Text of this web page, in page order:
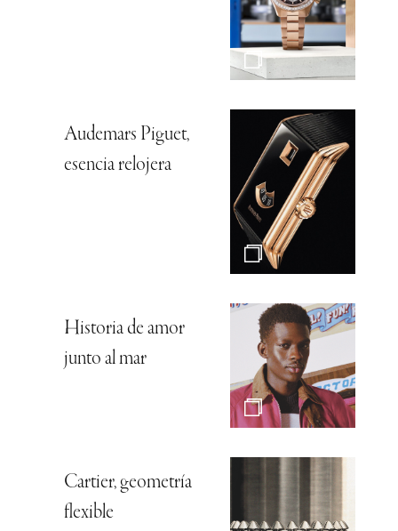
Audemars Piguet,
esencia relojera
Historia de amor
junto al mar
Cartier, geometría
flexible